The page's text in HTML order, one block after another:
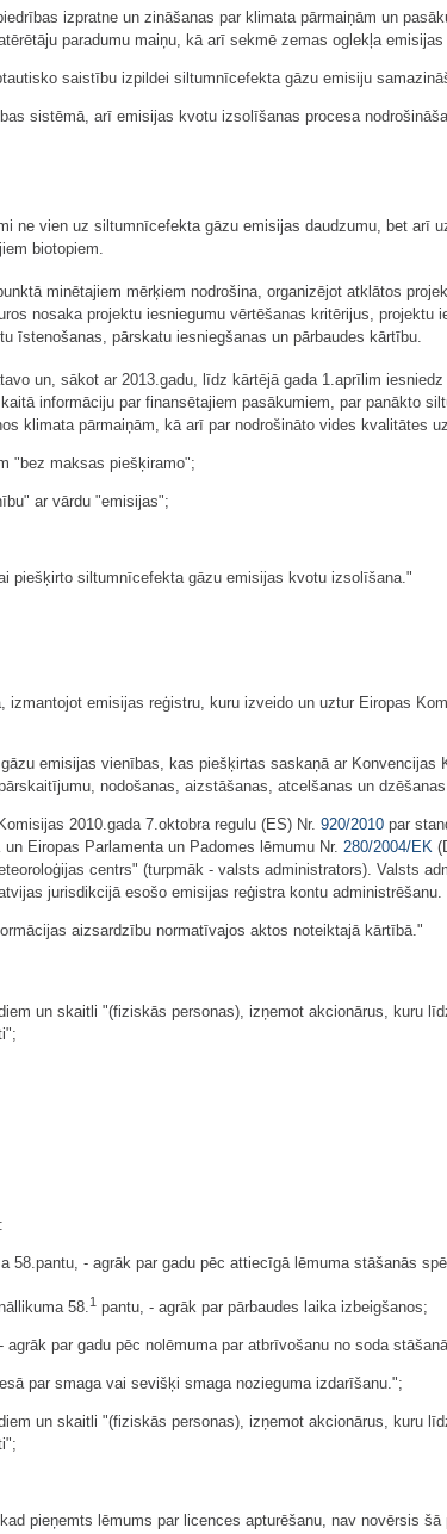
izpratne un zināšanas par klimata pārmaiņām un
paradumu maiņu, kā arī sekmē zemas oglekļa
saistību izpildei siltumnīcefekta gāzu emisiju
sistēmā, arī emisijas kvotu izsolīšanas procesa
ne vien uz siltumnīcefekta gāzu emisijas daudzumu, bet arī
biotopiem.
minētajiem mērķiem nodrošina, organizējot atklātos
nosaka projektu iesniegumu vērtēšanas kritērijus, projektu
īstenošanas, pārskatu iesniegšanas un pārbaudes kārtību.
un, sākot ar 2013.gadu, līdz kārtējā gada 1.aprīlim
informāciju par finansētajiem pasākumiem, par panākto
klimata pārmaiņām, kā arī par nodrošināto vides kvalitātes
"bez maksas piešķiramo";
ar vārdu "emisijas";
piešķirto siltumnīcefekta gāzu emisijas kvotu izsolīšana."
emisijas reģistru, kuru izveido un uztur Eiropas
emisijas vienības, kas piešķirtas saskaņā ar Konvencijas
nodošanas, aizstāšanas, atcelšanas un
2010.gada 7.oktobra regulu (ES) Nr. 920/2010 par
un Eiropas Parlamenta un Padomes lēmumu Nr. 280/2004/EK
centrs" (turpmāk - valsts administrators). Valsts
jurisdikcijā esošo emisijas reģistra kontu administrēšanu.
aizsardzību normatīvajos aktos noteiktajā kārtībā."
un skaitli "(fiziskās personas), izņemot akcionārus, kuru
- agrāk par gadu pēc attiecīgā lēmuma stāšanās
58. 1 pantu, - agrāk par pārbaudes laika izbeigšanos;
par gadu pēc nolēmuma par atbrīvošanu no soda
par smaga vai sevišķi smaga nozieguma izdarīšanu.";
un skaitli "(fiziskās personas), izņemot akcionārus, kuru
pieņemts lēmums par licences apturēšanu, nav novērsis